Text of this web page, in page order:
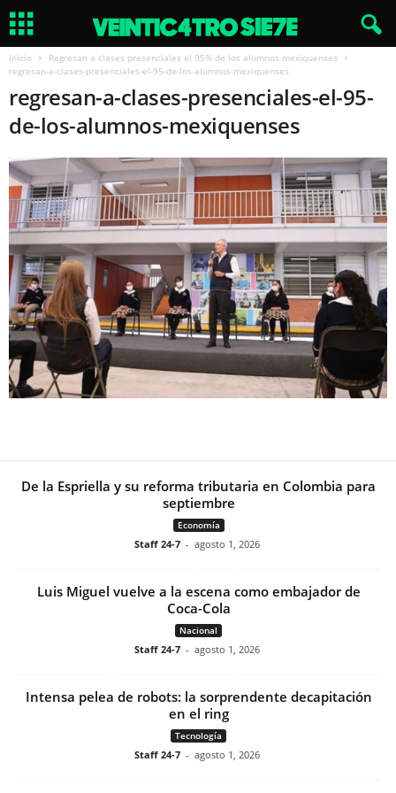
Inicio
Regresan a clases presenciales el 95% de los alumnos mexiquenses
regresan-a-clases-presenciales-el-95-de-los-alumnos-mexiquenses
regresan-a-clases-presenciales-el-95-
de-los-alumnos-mexiquenses
De la Espriella y su reforma tributaria en Colombia para
septiembre
Economía
Staff 24-7 - agosto 1, 2026
Luis Miguel vuelve a la escena como embajador de
Coca-Cola
Nacional
Staff 24-7 - agosto 1, 2026
Intensa pelea de robots: la sorprendente decapitación
en el ring
Tecnología
Staff 24-7 - agosto 1, 2026